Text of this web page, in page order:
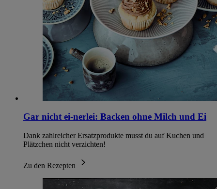
Gar nicht ei-nerlei: Backen ohne Milch und Ei
Dank zahlreicher Ersatzprodukte musst du auf Kuchen und
Plätzchen nicht verzichten!
Zu den Rezepten